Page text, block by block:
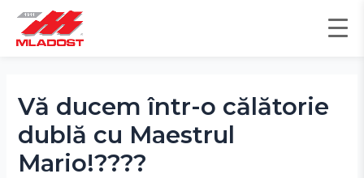
Skip
content
Vă ducem într-o călătorie
dublă cu Maestrul
Mario!????